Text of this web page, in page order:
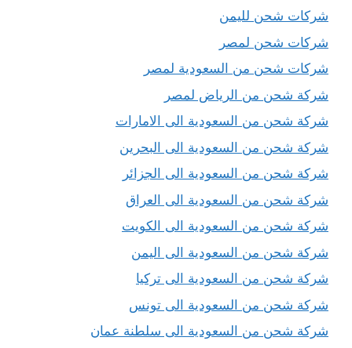
شركات شحن لليمن
شركات شحن لمصر
شركات شحن من السعودية لمصر
شركة شحن من الرياض لمصر
شركة شحن من السعودية الى الامارات
شركة شحن من السعودية الى البحرين
شركة شحن من السعودية الى الجزائر
شركة شحن من السعودية الى العراق
شركة شحن من السعودية الى الكويت
شركة شحن من السعودية الى اليمن
شركة شحن من السعودية الى تركيا
شركة شحن من السعودية الى تونس
شركة شحن من السعودية الى سلطنة عمان